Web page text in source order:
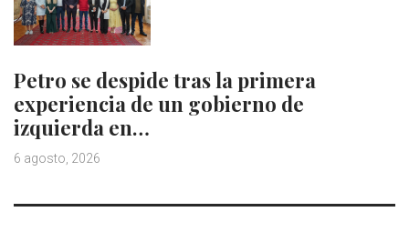
Petro se despide tras la primera
experiencia de un gobierno de
izquierda en…
6 agosto, 2026